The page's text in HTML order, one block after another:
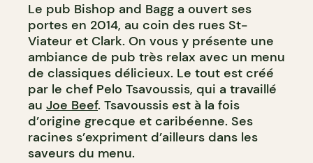
MICROBRASSERIE
Le pub Bishop and Bagg a ouvert ses
portes en 2014, au coin des rues St-
Viateur et Clark. On vous y présente une
ambiance de pub très relax avec un menu
de classiques délicieux. Le tout est créé
par le chef Pelo Tsavoussis, qui a travaillé
au Joe Beef. Tsavoussis est à la fois
d’origine grecque et caribéenne. Ses
racines s’expriment d’ailleurs dans les
saveurs du menu.